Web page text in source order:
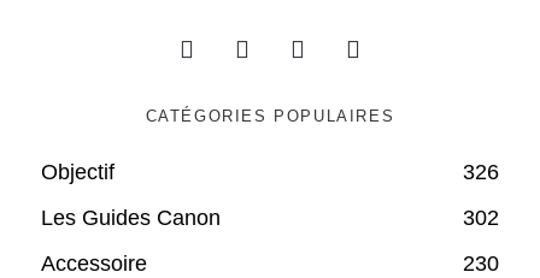
CATÉGORIES POPULAIRES
Objectif
326
Les Guides Canon
302
Accessoire
230